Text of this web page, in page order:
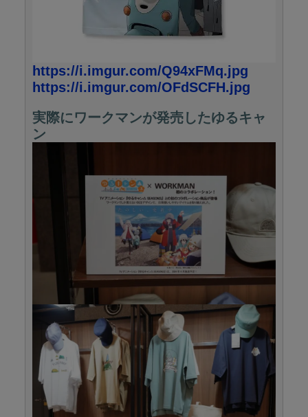
https://i.imgur.com/Q94xFMq.jpg
https://i.imgur.com/OFdSCFH.jpg
実際にワークマンが発売したゆるキャ
ン